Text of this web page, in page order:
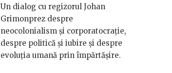
Un dialog cu regizorul Johan
Grimonprez despre
neocolonialism și corporatocrație,
despre politică și iubire și despre
evoluția umană prin împărtășire.